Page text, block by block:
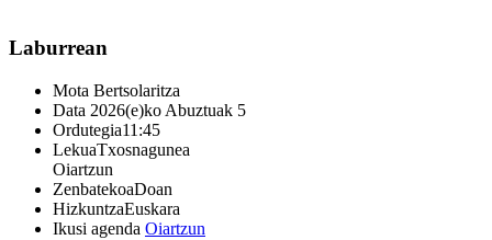
Laburrean
Mota Bertsolaritza
Data 2026(e)ko Abuztuak 5
Ordutegia11:45
LekuaTxosnagunea
Oiartzun
ZenbatekoaDoan
HizkuntzaEuskara
Ikusi agenda Oiartzun